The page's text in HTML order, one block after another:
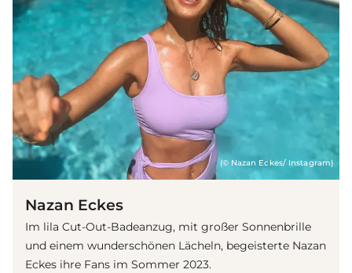
(© Nazan Eckes/ Instagram)
Nazan Eckes
Im lila Cut-Out-Badeanzug, mit großer Sonnenbrille
und einem wunderschönen Lächeln, begeisterte Nazan
Eckes ihre Fans im Sommer 2023.